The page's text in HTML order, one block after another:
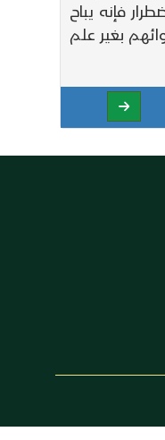
فإنه يباح
بغير علم